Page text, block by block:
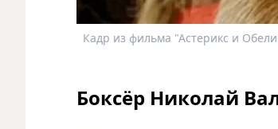
Кадр из фильма "Астерикс и
Боксёр Николай